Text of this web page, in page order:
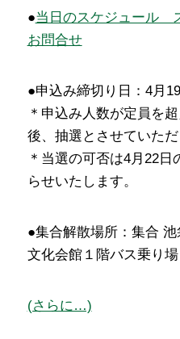
●当日のスケジュール
お問合せ
●申込み締切り日：4月19
＊申込み人数が定員を
後、抽選とさせていただ
＊当選の可否は4月22
らせいたします。
●集合解散場所：集合
文化会館１階バス乗り
(さらに…)